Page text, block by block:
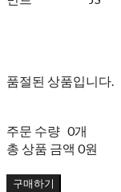
품절된 상품입니다.
주문 수량 0개
총 상품 금액 0원
구매하기